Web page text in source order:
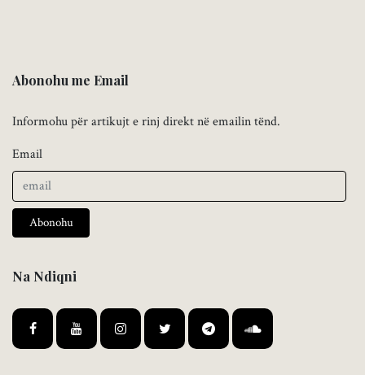
Abonohu me Email
Informohu për artikujt e rinj direkt në emailin tënd.
Email
Abonohu
Na Ndiqni